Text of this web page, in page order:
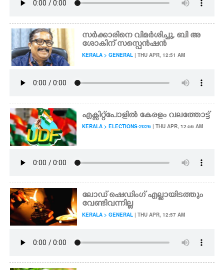
LIFESTYLE
SPIRITUAL
INFO+
ASTRO
CARTOONS
ZOOM
സർക്കാരിനെ വിമർശിച്ചു,​ ബി അ
ശോകിന് സസ്പെൻഷൻ
KERALA > GENERAL | THU APR, 12:51 AM
എക്സിറ്റ് പാേളിൽ കേരളം വലത്തോട്ട്
KERALA > ELECTIONS-2026 | THU APR, 12:56 AM
ലോഡ് ഷെഡിംഗ് എല്ലായിടത്തും
വേണ്ടിവന്നില്ല
KERALA > GENERAL | THU APR, 12:57 AM